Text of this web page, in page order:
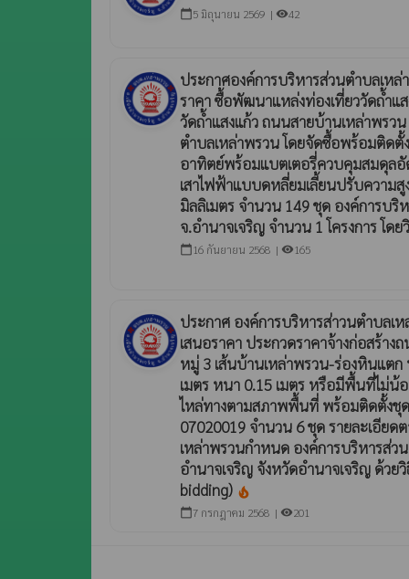
calendar_today 5 มิถุนายน 2569 | visibility42
ประกาศองค์การบริหารส่วนตำบลเหล่
ราคา ซื้อพัฒนาแหล่งท่องเที่ยววัดถ้ำแส
วัดถ้ำแสงแก้ว ถนนสายบ้านเหล่าพร
ตำบลเหล่าพรวน โดยจัดซื้อพร้อมติด
อาทิตย์พร้อมแบตเตอรี่ควบคุมสมดุล
เสาไฟฟ้าแบบดหลี่ยมเลี้ยนปรับความสู
มิลลิเมตร จำนวน 149 ชุด องค์การบริ
จ.อำนาจเจริญ จำนวน 1 โครงการ โด
calendar_today 16 กันยายน 2568 | visibility165
ประกาศ องค์การบริหารส่าวนตำบลเ
เสนอราคา ประกวดราคาจ้างก่อสร้า
หมู่ 3 เส้นบ้านเหล่าพรวน-ร่องหินแตก
เมตร หนา 0.15 เมตร หรือมีพื้นที่ไม่น้อ
ไหล่ทางตามสภาพพื้นที่ พร้อมติดตั้งชุ
07020019 จำนวน 6 ชุด รายละเอีย
เหล่าพรวนกำหนด องค์การบริหารส่ว
อำนาจเจริญ จังหวัดอำนาจเจริญ ด้วย
bidding) local_fire_department
calendar_today7 กรกฎาคม 2568 | visibility201